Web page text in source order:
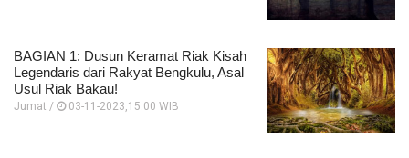
BAGIAN 1: Dusun Keramat Riak Kisah
Legendaris dari Rakyat Bengkulu, Asal
Usul Riak Bakau!
Jumat / 03-11-2023,15:00 WIB